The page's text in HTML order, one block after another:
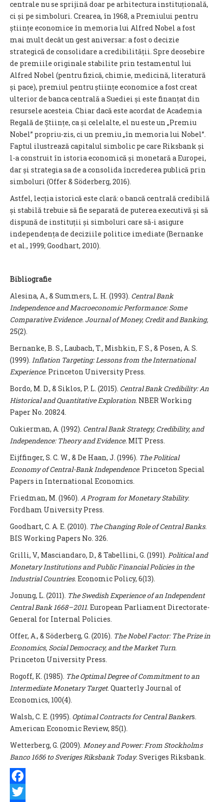
centrale nu se sprijină doar pe arhitectura instituțională,
ci și pe simboluri. Crearea, în 1968, a Premiului pentru
științe economice în memoria lui Alfred Nobel a fost
mai mult decât un gest aniversar: a fost o decizie
strategică de consolidare a credibilității. Spre deosebire
de premiile originale stabilite prin testamentul lui
Alfred Nobel (pentru fizică, chimie, medicină, literatură
și pace), premiul pentru științe economice a fost creat
ulterior de banca centrală a Suediei și este finanțat din
resursele acesteia. Chiar dacă este acordat de Academia
Regală de Științe, ca și celelalte, el nu este un „Premiu
Nobel” propriu-zis, ci un premiu „în memoria lui Nobel”.
Faptul ilustrează capitalul simbolic pe care Riksbank și
l-a construit în istoria economică și monetară a Europei,
dar și strategia sa de a consolida încrederea publică prin
simboluri (Offer & Söderberg, 2016).
Astfel, lecția istorică este clară: o bancă centrală credibilă
și stabilă trebuie să fie separată de puterea executivă și să
dispună de instituții și simboluri care să-i asigure
independența de deciziile politice imediate (Bernanke
et al., 1999; Goodhart, 2010).
Bibliografie
Alesina, A., & Summers, L. H. (1993). Central Bank
Independence and Macroeconomic Performance: Some
Comparative Evidence. Journal of Money, Credit and Banking,
25(2).
Bernanke, B. S., Laubach, T., Mishkin, F. S., & Posen, A. S.
(1999). Inflation Targeting: Lessons from the International
Experience. Princeton University Press.
Bordo, M. D., & Siklos, P. L. (2015). Central Bank Credibility: An
Historical and Quantitative Exploration. NBER Working
Paper No. 20824.
Cukierman, A. (1992). Central Bank Strategy, Credibility, and
Independence: Theory and Evidence. MIT Press.
Eijffinger, S. C. W., & De Haan, J. (1996). The Political
Economy of Central-Bank Independence. Princeton Special
Papers in International Economics.
Friedman, M. (1960). A Program for Monetary Stability.
Fordham University Press.
Goodhart, C. A. E. (2010). The Changing Role of Central Banks.
BIS Working Papers No. 326.
Grilli, V., Masciandaro, D., & Tabellini, G. (1991). Political and
Monetary Institutions and Public Financial Policies in the
Industrial Countries. Economic Policy, 6(13).
Jonung, L. (2011). The Swedish Experience of an Independent
Central Bank 1668–2011. European Parliament Directorate-
General for Internal Policies.
Offer, A., & Söderberg, G. (2016). The Nobel Factor: The Prize in
Economics, Social Democracy, and the Market Turn.
Princeton University Press.
Rogoff, K. (1985). The Optimal Degree of Commitment to an
Intermediate Monetary Target. Quarterly Journal of
Economics, 100(4).
Walsh, C. E. (1995). Optimal Contracts for Central Bankers.
American Economic Review, 85(1).
Wetterberg, G. (2009). Money and Power: From Stockholms
Banco 1656 to Sveriges Riksbank Today. Sveriges Riksbank.
Facebook